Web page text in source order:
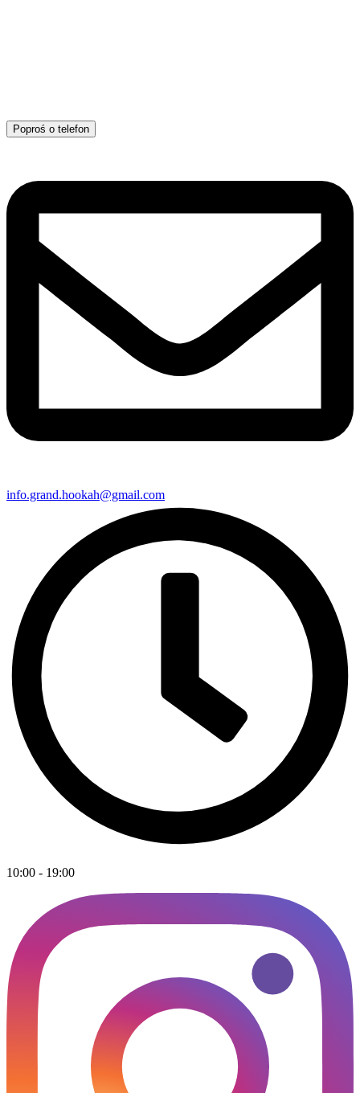
Poproś o telefon
info.grand.hookah@gmail.com
10:00 - 19:00